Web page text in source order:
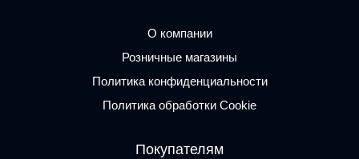
О компании
Розничные магазины
Политика конфиденциальности
Политика обработки Cookie
Покупателям